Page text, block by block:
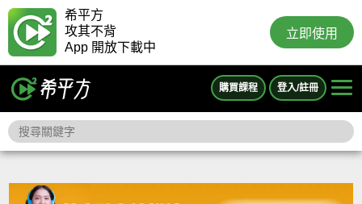
希平方
攻其不背
App 開放下載中
立即使用
購買課程 登入/註冊